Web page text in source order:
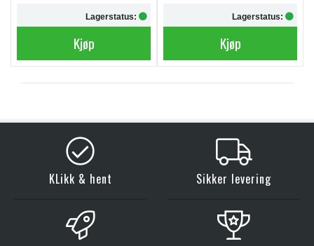
Lagerstatus:
Kjøp
Lagerstatus:
Kjøp
KLikk & hent Sikker levering